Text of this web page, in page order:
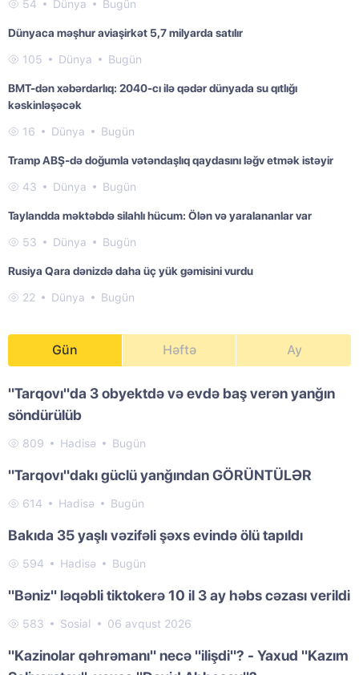
54 Dünya Bugün
Dünyaca məşhur aviaşirkət 5,7 milyarda satılır
105 Dünya Bugün
BMT-dən xəbərdarlıq: 2040-cı ilə qədər dünyada su qıtlığı
kəskinləşəcək
16 Dünya Bugün
Tramp ABŞ-də doğumla vətəndaşlıq qaydasını ləğv etmək istəyir
43 Dünya Bugün
Taylandda məktəbdə silahlı hücum: Ölən və yaralananlar var
53 Dünya Bugün
Rusiya Qara dənizdə daha üç yük gəmisini vurdu
22 Dünya Bugün
Gün Həftə Ay
"Tarqovı"da 3 obyektdə və evdə baş verən yanğın
söndürülüb
809 Hadisə Bugün
"Tarqovı"dakı güclü yanğından GÖRÜNTÜLƏR
614 Hadisə Bugün
Bakıda 35 yaşlı vəzifəli şəxs evində ölü tapıldı
594 Hadisə Bugün
"Bəniz" ləqəbli tiktokerə 10 il 3 ay həbs cəzası verildi
583 Sosial 06 avqust 2026
"Kazinolar qəhrəmanı" necə "ilişdi"? - Yaxud "Kazım